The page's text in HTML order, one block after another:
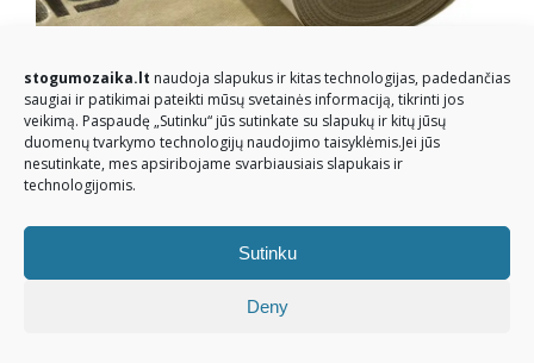
stogumozaika.lt naudoja slapukus ir kitas technologijas, padedančias
saugiai ir patikimai pateikti mūsų svetainės informaciją, tikrinti jos
veikimą. Paspaudę „Sutinku“ jūs sutinkate su slapukų ir kitų jūsų
duomenų tvarkymo technologijų naudojimo taisyklėmis.Jei jūs
nesutinkate, mes apsiribojame svarbiausiais slapukais ir
technologijomis.
Sutinku
Deny
© Stogų mozaika 2026. Visos teisės saugomos